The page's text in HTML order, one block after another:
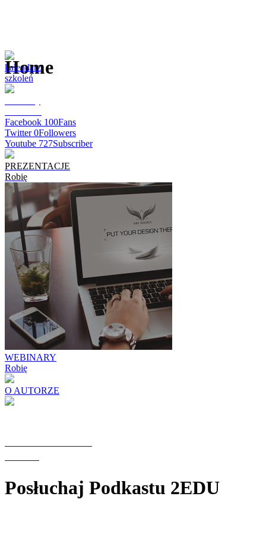
Home
kalendarz
szkoleń
Facebook 100Fans
Twitter 0Followers
Youtube 727Subscriber
PREZENTACJE
Robię
WEBINARY
Robię
O AUTORZE
Posłuchaj Podkastu 2EDU